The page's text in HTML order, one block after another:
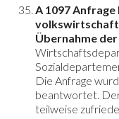
A 1097
Übernahme
Die Anfrage
beantwortet.
teilweise